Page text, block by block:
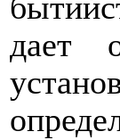
дает